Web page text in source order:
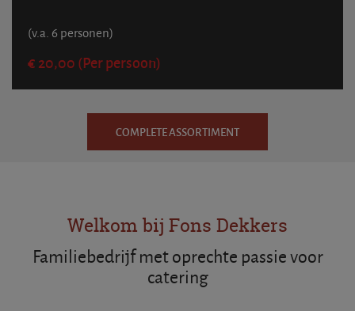
(v.a. 6 personen)
€ 20,00 (Per persoon)
COMPLETE ASSORTIMENT
Welkom bij Fons Dekkers
Familiebedrijf met oprechte passie voor
catering